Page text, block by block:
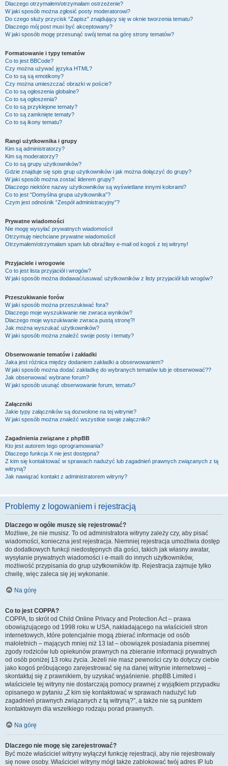
Dlaczego otrzymałem/otrzymałam ostrzeżenie?
W jaki sposób można zgłosić posty moderatorowi?
Do czego służy przycisk “Zapisz” znajdujący się w oknie tworzenia tematu?
Dlaczego mój post musi być akceptowany?
W jaki sposób mogę przesunąć swój temat na górę strony tematów?
Formatowanie i typy tematów
Co to jest BBCode?
Czy można używać języka HTML?
Co to są są emotikony?
Czy można umieszczać obrazki w poście?
Co to są ogłoszenia globalne?
Co to są ogłoszenia?
Co to są przyklejone tematy?
Co to są zamknięte tematy?
Co to są ikony tematu?
Rangi użytkownika i grupy
Kim są administratorzy?
Kim są moderatorzy?
Co to są grupy użytkowników?
Gdzie znajduje się spis grup użytkowników i jak można dołączyć do grupy?
W jaki sposób można zostać liderem grupy?
Dlaczego niektóre nazwy użytkowników są wyświetlane innymi kolorami?
Co to jest “Domyślna grupa użytkownika”?
Czym jest odnośnik “Zespół administracyjny”?
Prywatne wiadomości
Nie mogę wysyłać prywatnych wiadomości!
Otrzymuję niechciane prywatne wiadomości!
Otrzymałem/otrzymałam spam lub obraźliwy e-mail od kogoś z tej witryny!
Przyjaciele i wrogowie
Co to jest lista przyjaciół i wrogów?
W jaki sposób można dodawać/usuwać użytkowników z listy przyjaciół lub wrogów?
Przeszukiwanie forów
W jaki sposób można przeszukiwać fora?
Dlaczego moje wyszukiwanie nie zwraca wyników?
Dlaczego moje wyszukiwanie zwraca pustą stronę?!
Jak można wyszukać użytkowników?
W jaki sposób można znaleźć swoje posty i tematy?
Obserwowanie tematów i zakładki
Jaka jest różnica między dodaniem zakładki a obserwowaniem?
W jaki sposób można dodać zakładkę do wybranych tematów lub je obserwować??
Jak obserwować wybrane forum?
W jaki sposób usunąć obserwowanie forum, tematu?
Załączniki
Jakie typy załączników są dozwolone na tej witrynie?
W jaki sposób można znaleźć wszystkie swoje załączniki?
Zagadnienia związane z phpBB
Kto jest autorem tego oprogramowania?
Dlaczego funkcja X nie jest dostępna?
Z kim się kontaktować w sprawach nadużyć lub zagadnień prawnych związanych z tą
witryną?
Jak nawiązać kontakt z administratorem witryny?
Problemy z logowaniem i rejestracją
Dlaczego w ogóle muszę się rejestrować?
Możliwe, że nie musisz. To od administratora witryny zależy czy, aby pisać
wiadomości, konieczna jest rejestracja. Niemniej rejestracja umożliwia dostęp
do dodatkowych funkcji niedostępnych dla gości, takich jak własny awatar,
wysyłanie prywatnych wiadomości i e-maili do innych użytkowników,
możliwość przypisania do grup użytkowników itp. Rejestracja zajmuje tylko
chwilę, więc zaleca się jej wykonanie.
Na górę
Co to jest COPPA?
COPPA, to skrót od Child Online Privacy and Protection Act – prawa
obowiązującego od 1998 roku w USA, nakładającego na właścicieli stron
internetowych, które potencjalnie mogą zbierać informacje od osób
małoletnich – mających mniej niż 13 lat – obowiązek posiadania pisemnej
zgody rodziców lub opiekunów prawnych na zbieranie informacji prywatnych
od osób poniżej 13 roku życia. Jeżeli nie masz pewności czy to dotyczy ciebie
jako kogoś próbującego zarejestrować się na danej witrynie internetowej –
skontaktuj się z prawnikiem, by uzyskać wyjaśnienie. phpBB Limited i
właściciele tej witryny nie dostarczają pomocy prawnej z wyjątkiem przypadku
opisanego w pytaniu „Z kim się kontaktować w sprawach nadużyć lub
zagadnień prawnych związanych z tą witryną?”, a także nie są punktem
kontaktowym dla wszelkiego rodzaju porad prawnych.
Na górę
Dlaczego nie mogę się zarejestrować?
Być może właściciel witryny wyłączył funkcję rejestracji, aby nie rejestrowały
się nowe osoby. Właściciel witryny mógł także zablokować twój adres IP lub